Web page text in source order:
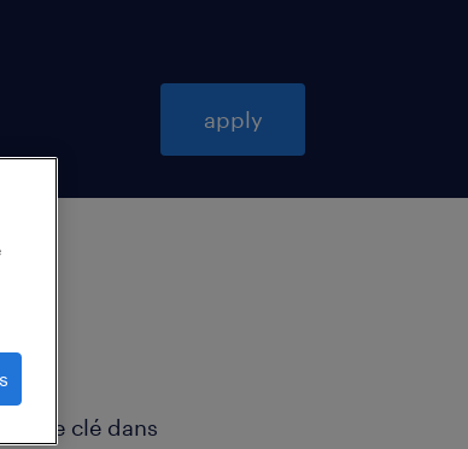
apply
rôle clé dans